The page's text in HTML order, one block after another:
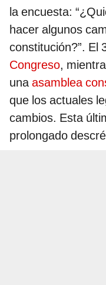
la encuesta:
hacer algunos
constitución?”. El
Congreso,
unaasamblea
que los actuales
cambios. Esta
prolongado